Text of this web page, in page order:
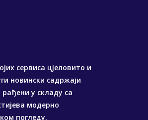
сервиса цјеловито и
новински садржаји
у складу са
модерно
погледу.